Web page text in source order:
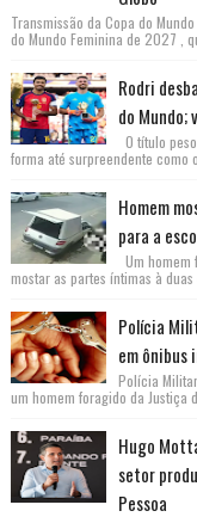
Transmissão da Copa do
do Mundo Feminina de 2027 ,
Rodri
do Mundo;
O título
forma até surpreendente como
Homem
para a
Um homem
mostar as partes íntimas à
Polícia
em ônibus
Polícia
um homem foragido da Justiça
Hugo
setor
Pessoa